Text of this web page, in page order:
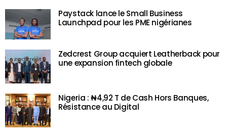
Paystack lance le Small Business
Launchpad pour les PME nigérianes
Zedcrest Group acquiert Leatherback pour
une expansion fintech globale
Nigeria : ₦4,92 T de Cash Hors Banques,
Résistance au Digital